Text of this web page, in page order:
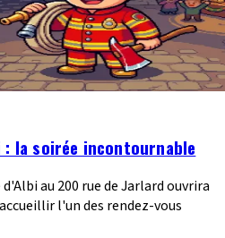
: la soirée incontournable
au 200 rue de Jarlard ouvrira
l'un des rendez-vous